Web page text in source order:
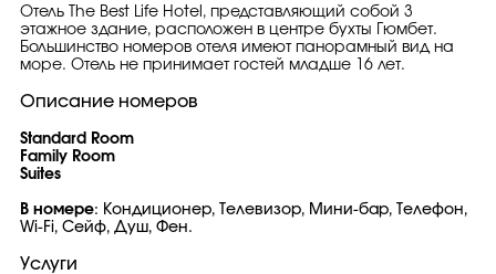
Отель The Best Life Hotel, представляющий собой 3
этажное здание, расположен в центре бухты Гюмбет.
Большинство номеров отеля имеют панорамный вид на
море. Отель не принимает гостей младше 16 лет.
Описание номеров
Standard Room
Family Room
Suites
В номере: Кондиционер, Телевизор, Мини-бар, Телефон,
Wi-Fi, Сейф, Душ, Фен.
Услуги